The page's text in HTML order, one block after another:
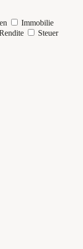
Immobilie
Steuer